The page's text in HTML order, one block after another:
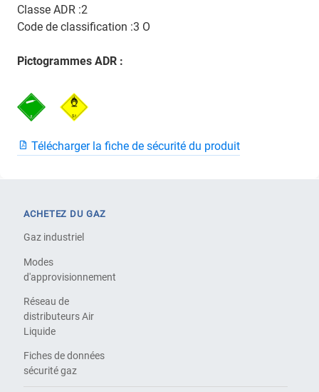
Classe ADR :2
Code de classification :3 O
Pictogrammes ADR :
Télécharger la fiche de sécurité du produit
ACHETEZ DU GAZ
Gaz industriel
Modes
d'approvisionnement
Réseau de
distributeurs Air
Liquide
Fiches de données
sécurité gaz